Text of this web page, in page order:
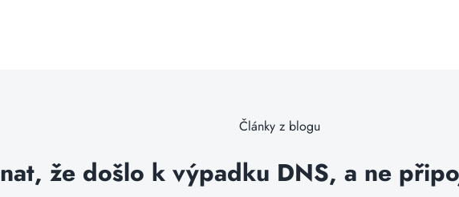
Články z blogu
že došlo k výpadku DNS, a ne